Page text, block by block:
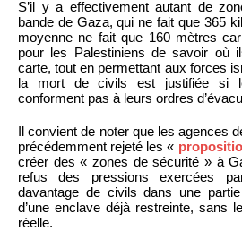
S’il y a effectivement autant de
bande de Gaza, qui ne fait que 365
moyenne ne fait que 160 mètres
pour les Palestiniens de savoir où
carte, tout en permettant aux forces
la mort de civils est justifiée si
conforment pas à leurs ordres
Il convient de noter que les agences
précédemment rejeté les «
créer des « zones de sécurité » à
refus des pressions exercées
davantage de civils dans une
d’une enclave déjà restreinte, sans
réelle.